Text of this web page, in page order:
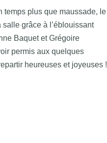
temps plus que maussade, le
grâce à l’éblouissant
Baquet et Grégoire
permis aux quelques
heureuses et joyeuses !